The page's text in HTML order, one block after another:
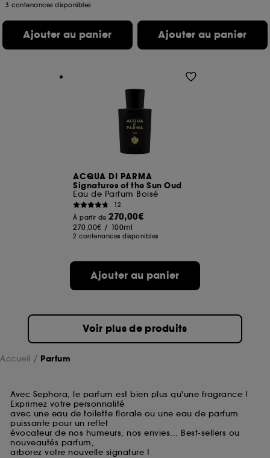
3 contenances disponibles
Ajouter au panier Ajouter au panier
ACQUA DI PARMA
Signatures of the Sun Oud
Eau de Parfum Boisé
12
À partir de270,00€
270,00€ / 100ml
2 contenances disponibles
Ajouter au panier
Voir plus de produits
Accueil Parfum
Avec Sephora, le parfum est bien plus qu'une fragrance !
Exprimez votre personnalité
avec une eau de toilette florale ou une eau de parfum
puissante pour un reflet
évocateur de nos humeurs, nos envies... Best-sellers ou
nouveautés parfum,
arborez votre nouvelle signature !